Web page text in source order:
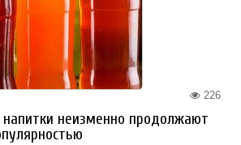
226
напитки неизменно продолжают